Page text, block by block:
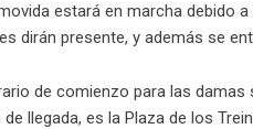
estará en marcha debido
dirán presente, y además se
de comienzo para las
llegada, es la Plaza de los